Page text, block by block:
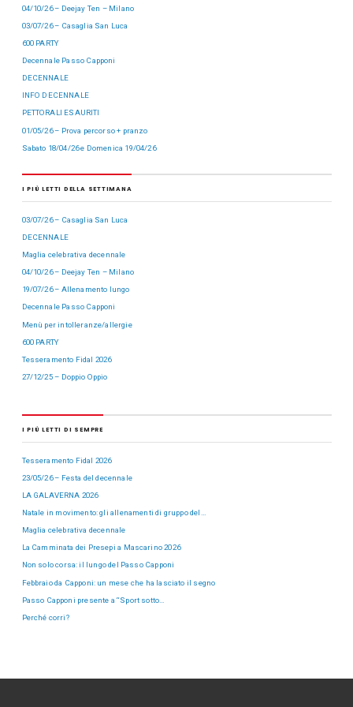
04/10/26 – Deejay Ten – Milano
03/07/26 – Casaglia San Luca
600 PARTY
Decennale Passo Capponi
DECENNALE
INFO DECENNALE
PETTORALI ESAURITI
01/05/26 – Prova percorso + pranzo
Sabato 18/04/26 e Domenica 19/04/26
I PIÙ LETTI DELLA SETTIMANA
03/07/26 – Casaglia San Luca
DECENNALE
Maglia celebrativa decennale
04/10/26 – Deejay Ten – Milano
19/07/26 – Allenamento lungo
Decennale Passo Capponi
Menù per intolleranze/allergie
600 PARTY
Tesseramento Fidal 2026
27/12/25 – Doppio Oppio
I PIÙ LETTI DI SEMPRE
Tesseramento Fidal 2026
23/05/26 – Festa del decennale
LA GALAVERNA 2026
Natale in movimento: gli allenamenti di gruppo del…
Maglia celebrativa decennale
La Camminata dei Presepi a Mascarino 2026
Non solo corsa: il lungo del Passo Capponi
Febbraio da Capponi: un mese che ha lasciato il segno
Passo Capponi presente a “Sport sotto…
Perché corri?